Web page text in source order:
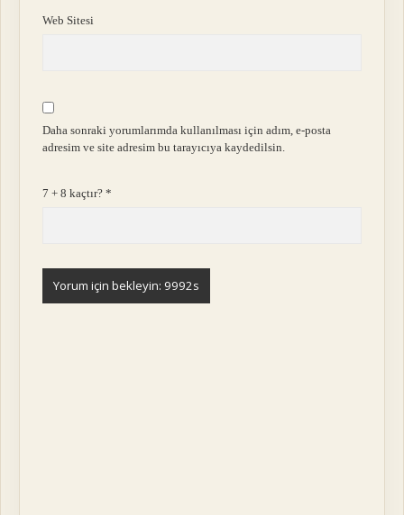
Web Sitesi
Daha sonraki yorumlarımda kullanılması için adım, e-posta
adresim ve site adresim bu tarayıcıya kaydedilsin.
7 + 8 kaçtır?*